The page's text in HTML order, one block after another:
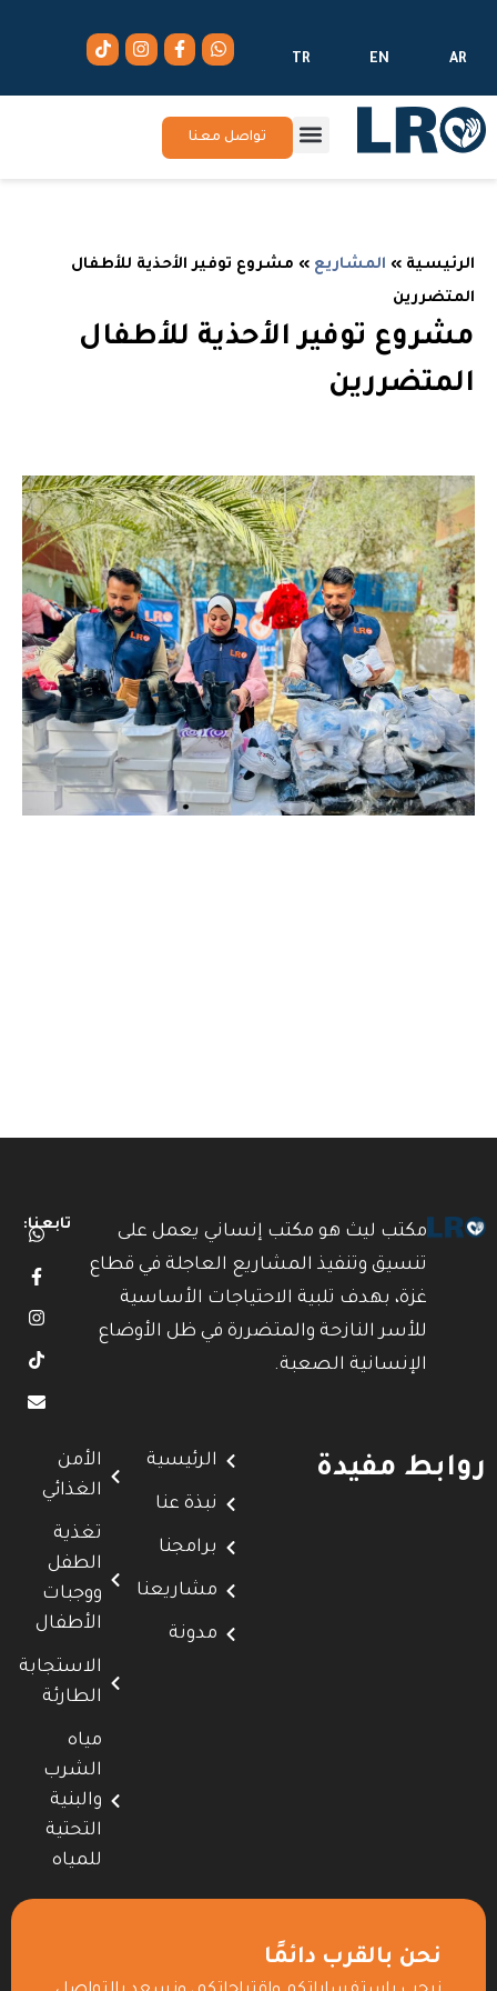
AR
EN
TR
تواصل معنا
الرئيسية » المشاريع » مشروع توفير الأحذية للأطفال
المتضررين
مشروع توفير الأحذية للأطفال
المتضررين
مكتب ليث هو مكتب إنساني يعمل على
تنسيق وتنفيذ المشاريع العاجلة في قطاع
غزة، بهدف تلبية الاحتياجات الأساسية
للأسر النازحة والمتضررة في ظل الأوضاع
الإنسانية الصعبة.
تابعنا:
روابط مفيدة الرئيسية
نبذة عنا
برامجنا
مشاريعنا
مدونة
الأمن
الغذائي
تغذية
الطفل
ووجبات
الأطفال
الاستجابة
الطارئة
مياه
الشرب
والبنية
التحتية
للمياه
نحن بالقرب دائمًا